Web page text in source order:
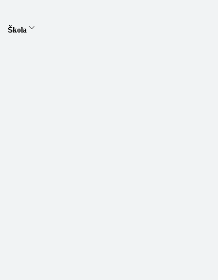
Škola